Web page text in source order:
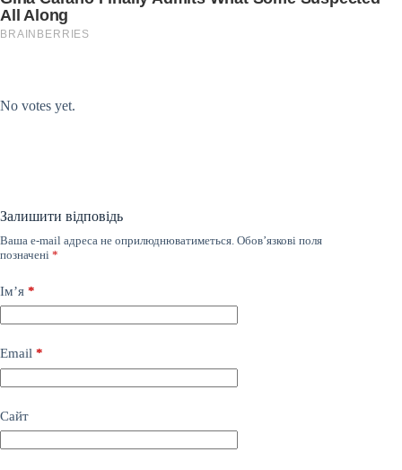
No votes yet.
Залишити відповідь
Ваша e-mail адреса не оприлюднюватиметься. Обов’язкові поля
позначені *
Ім’я *
Email *
Сайт